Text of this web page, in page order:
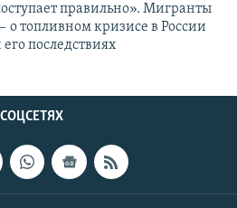
правильно». Мигранты
о топливном кризисе в России
его последствиях